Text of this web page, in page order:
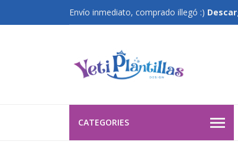
Envío inmediato, comprado illegó :)
CATEGORIES